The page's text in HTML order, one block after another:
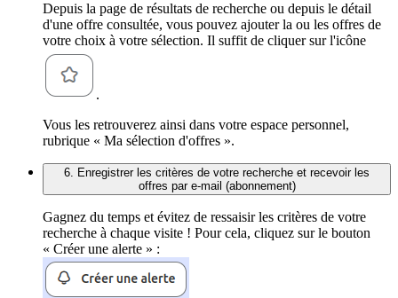
Depuis la page de résultats de recherche ou depuis le détail
d'une offre consultée, vous pouvez ajouter la ou les offres de
votre choix à votre sélection. Il suffit de cliquer sur l'icône
.
Vous les retrouverez ainsi dans votre espace personnel,
rubrique « Ma sélection d'offres ».
6. Enregistrer les critères de votre recherche et recevoir les
offres par e-mail (abonnement)
Gagnez du temps et évitez de ressaisir les critères de votre
recherche à chaque visite ! Pour cela, cliquez sur le bouton
« Créer une alerte » :